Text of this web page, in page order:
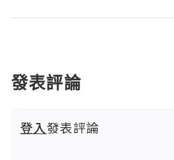
發表評論
登入發表評論